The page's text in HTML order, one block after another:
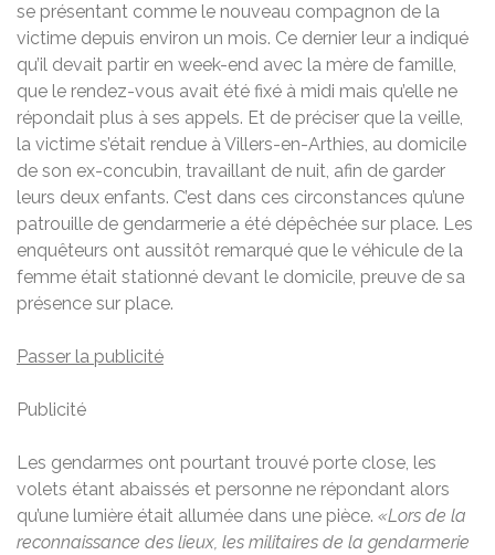
se présentant comme le nouveau compagnon de la
victime depuis environ un mois. Ce dernier leur a indiqué
qu’il devait partir en week-end avec la mère de famille,
que le rendez-vous avait été fixé à midi mais qu’elle ne
répondait plus à ses appels. Et de préciser que la veille,
la victime s’était rendue à Villers-en-Arthies, au domicile
de son ex-concubin, travaillant de nuit, afin de garder
leurs deux enfants. C’est dans ces circonstances qu’une
patrouille de gendarmerie a été dépêchée sur place. Les
enquêteurs ont aussitôt remarqué que le véhicule de la
femme était stationné devant le domicile, preuve de sa
présence sur place.
Passer la publicité
Publicité
Les gendarmes ont pourtant trouvé porte close, les
volets étant abaissés et personne ne répondant alors
qu’une lumière était allumée dans une pièce. «Lors de la
reconnaissance des lieux, les militaires de la gendarmerie